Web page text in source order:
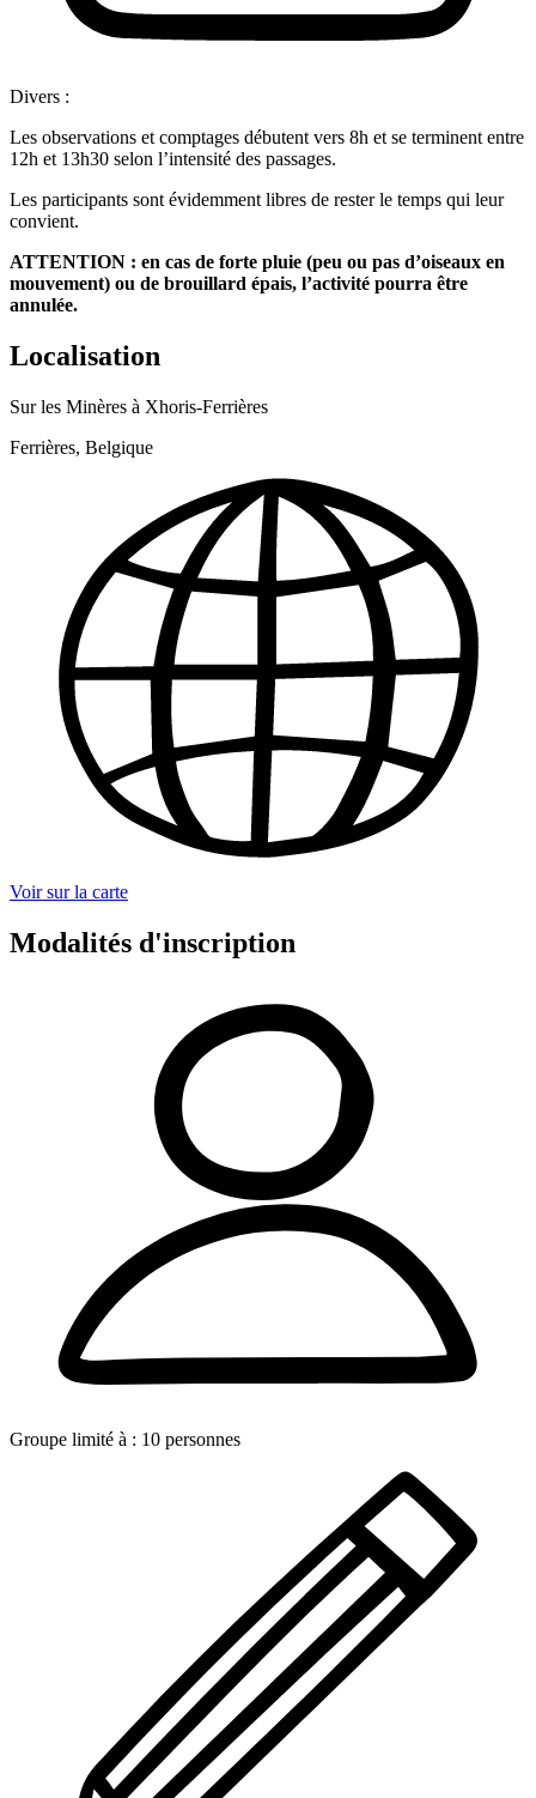
Divers :
Les observations et comptages débutent vers 8h et se terminent entre
12h et 13h30 selon l’intensité des passages.
Les participants sont évidemment libres de rester le temps qui leur
convient.
ATTENTION : en cas de forte pluie (peu ou pas d’oiseaux en
mouvement) ou de brouillard épais, l’activité pourra être
annulée.
Localisation
Sur les Minères à Xhoris-Ferrières
Ferrières, Belgique
Voir sur la carte
Modalités d'inscription
Groupe limité à : 10 personnes